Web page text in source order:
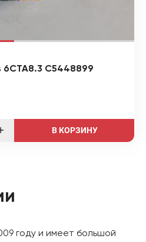
6CTA8.3 C5448899
В КОРЗИНУ
году и имеет большой